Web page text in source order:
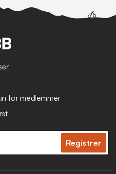
for medlemmer
Registrer